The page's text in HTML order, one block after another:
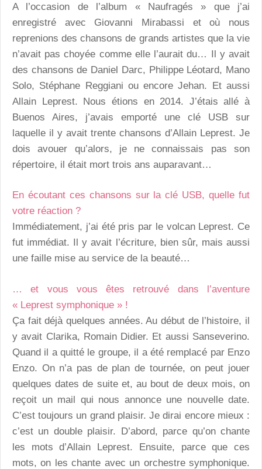
A l’occasion de l’album « Naufragés » que j’ai
enregistré avec Giovanni Mirabassi et où nous
reprenions des chansons de grands artistes que la vie
n’avait pas choyée comme elle l’aurait du… Il y avait
des chansons de Daniel Darc, Philippe Léotard, Mano
Solo, Stéphane Reggiani ou encore Jehan. Et aussi
Allain Leprest. Nous étions en 2014. J’étais allé à
Buenos Aires, j’avais emporté une clé USB sur
laquelle il y avait trente chansons d’Allain Leprest. Je
dois avouer qu’alors, je ne connaissais pas son
répertoire, il était mort trois ans auparavant…
En écoutant ces chansons sur la clé USB, quelle fut
votre réaction ?
Immédiatement, j’ai été pris par le volcan Leprest. Ce
fut immédiat. Il y avait l’écriture, bien sûr, mais aussi
une faille mise au service de la beauté…
… et vous vous êtes retrouvé dans l’aventure
« Leprest symphonique » !
Ça fait déjà quelques années. Au début de l’histoire, il
y avait Clarika, Romain Didier. Et aussi Sanseverino.
Quand il a quitté le groupe, il a été remplacé par Enzo
Enzo. On n’a pas de plan de tournée, on peut jouer
quelques dates de suite et, au bout de deux mois, on
reçoit un mail qui nous annonce une nouvelle date.
C’est toujours un grand plaisir. Je dirai encore mieux :
c’est un double plaisir. D’abord, parce qu’on chante
les mots d’Allain Leprest. Ensuite, parce que ces
mots, on les chante avec un orchestre symphonique.